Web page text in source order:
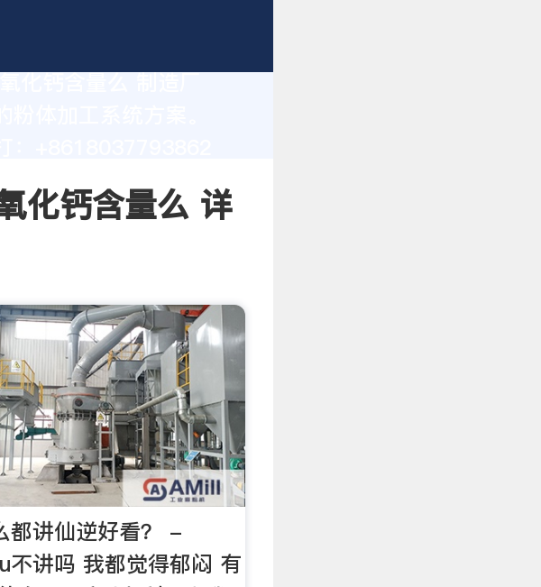
体加工系统方案。
化钙含量么 详
都讲仙逆好看？ -
不讲吗 我都觉得郁闷 有